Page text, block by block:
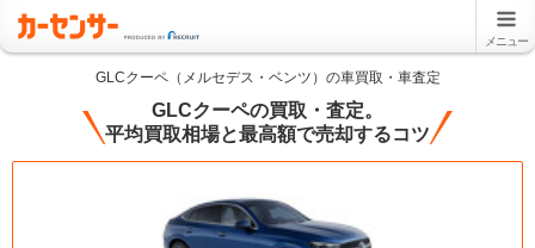
メニュー
GLCクーペ（メルセデス・ベンツ）の車買取・車査定
GLCクーペの買取・査定。
平均買取相場と最高額で売却するコツ